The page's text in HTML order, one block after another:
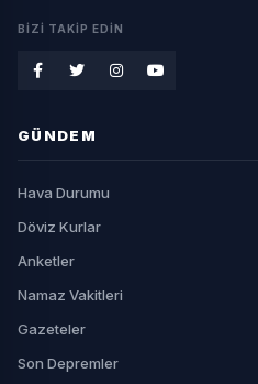
BIZI TAKIP EDIN
GÜNDEM
Hava Durumu
Döviz Kurlar
Anketler
Namaz Vakitleri
Gazeteler
Son Depremler